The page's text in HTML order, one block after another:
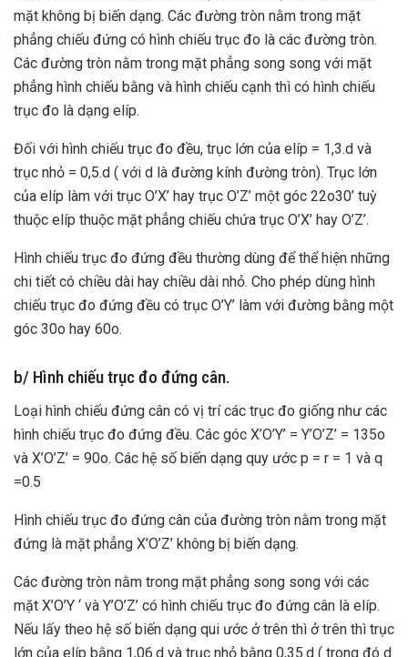
mặt không bị biến dạng. Các đường tròn nằm trong mặt
phẳng chiếu đứng có hình chiếu trục đo là các đường tròn.
Các đường tròn nằm trong mặt phẳng song song với mặt
phẳng hình chiếu bằng và hình chiếu cạnh thì có hình chiếu
trục đo là dạng elíp.
Đối với hình chiếu trục đo đều, trục lớn của elíp = 1,3.d và
trục nhỏ = 0,5.d ( với d là đường kính đường tròn). Trục lớn
của elíp làm với trục O’X’ hay trục O’Z’ một góc 22o30’ tuỳ
thuộc elíp thuộc mặt phẳng chiếu chứa trục O’X’ hay O’Z’.
Hình chiếu trục đo đứng đều thường dùng để thể hiện những
chi tiết có chiều dài hay chiều dài nhỏ. Cho phép dùng hình
chiếu trục đo đứng đều có trục O’Y’ làm với đường bằng một
góc 30o hay 60o.
b/ Hình chiếu trục đo đứng cân.
Loại hình chiếu đứng cân có vị trí các trục đo giống như các
hình chiếu trục đo đứng đều. Các góc X’O’Y’ = Y’O’Z’ = 135o
và X’O’Z’ = 90o. Các hệ số biến dạng quy ước p = r = 1 và q
=0.5
Hình chiếu trục đo đứng cân của đường tròn nằm trong mặt
đứng là mặt phẳng X’O’Z’ không bị biến dạng.
Các đường tròn nằm trong mặt phẳng song song với các
mặt X’O’Y ‘ và Y’O’Z’ có hình chiếu trục đo đứng cân là elíp.
Nếu lấy theo hệ số biến dạng qui ước ở trên thì ở trên thì trục
lớn của elíp bằng 1,06.d và trục nhỏ bằng 0,35.d ( trong đó d